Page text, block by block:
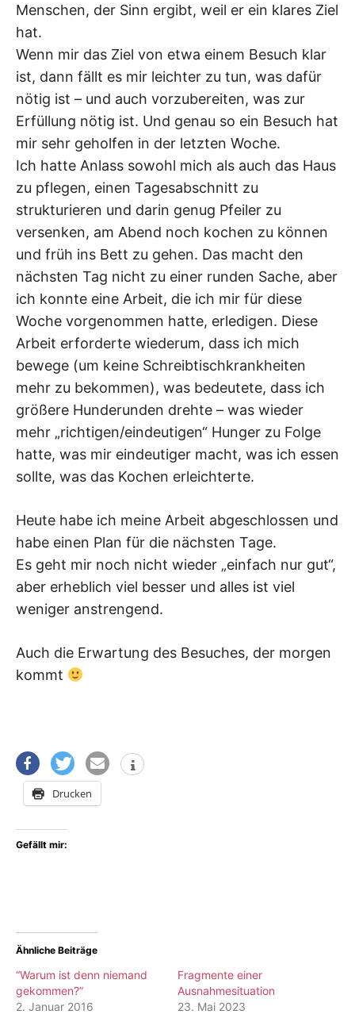
Menschen, der Sinn ergibt, weil er ein klares Ziel
hat.
Wenn mir das Ziel von etwa einem Besuch klar
ist, dann fällt es mir leichter zu tun, was dafür
nötig ist – und auch vorzubereiten, was zur
Erfüllung nötig ist. Und genau so ein Besuch hat
mir sehr geholfen in der letzten Woche.
Ich hatte Anlass sowohl mich als auch das Haus
zu pflegen, einen Tagesabschnitt zu
strukturieren und darin genug Pfeiler zu
versenken, am Abend noch kochen zu können
und früh ins Bett zu gehen. Das macht den
nächsten Tag nicht zu einer runden Sache, aber
ich konnte eine Arbeit, die ich mir für diese
Woche vorgenommen hatte, erledigen. Diese
Arbeit erforderte wiederum, dass ich mich
bewege (um keine Schreibtischkrankheiten
mehr zu bekommen), was bedeutete, dass ich
größere Hunderunden drehte – was wieder
mehr „richtigen/eindeutigen“ Hunger zu Folge
hatte, was mir eindeutiger macht, was ich essen
sollte, was das Kochen erleichterte.
Heute habe ich meine Arbeit abgeschlossen und
habe einen Plan für die nächsten Tage.
Es geht mir noch nicht wieder „einfach nur gut“,
aber erheblich viel besser und alles ist viel
weniger anstrengend.
Auch die Erwartung des Besuches, der morgen
kommt
Drucken
Gefällt mir:
Ähnliche Beiträge
“Warum ist denn niemand
gekommen?”
2. Januar 2016
Fragmente einer
Ausnahmesituation
23. Mai 2023